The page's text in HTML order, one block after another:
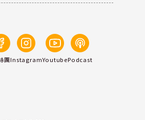
團InstagramYoutubePodcast